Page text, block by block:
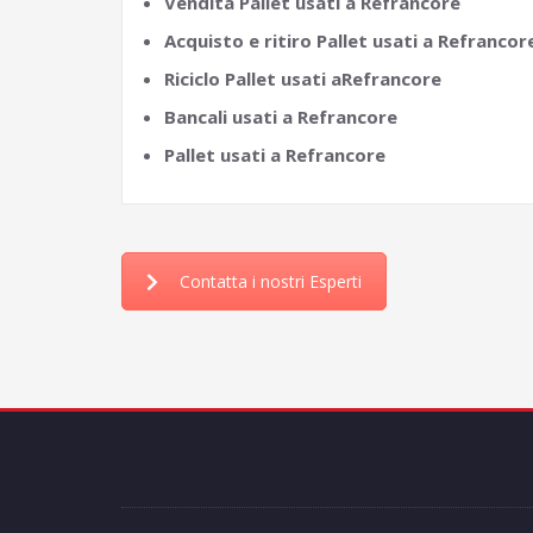
Acquisto e ritiro Pallet usati a
Riciclo Pallet usati aRefrancore
Bancali usati a Refrancore
Pallet usati a Refrancore
Contatta i nostri Esperti